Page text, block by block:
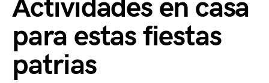
Actividades en casa
para estas fiestas
patrias